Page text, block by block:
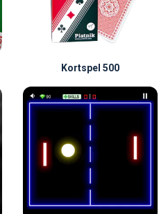
Kortspel 500